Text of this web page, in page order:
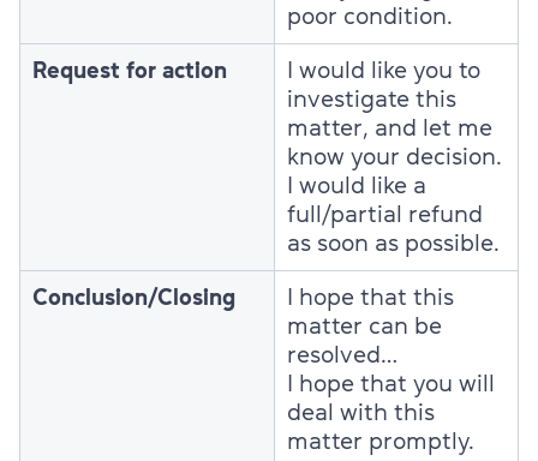
poor condition.
Request for action
I would like you to
investigate this
matter, and let me
know your decision.
I would like a
full/partial refund
as soon as possible.
Conclusion/Closing
I hope that this
matter can be
resolved…
I hope that you will
deal with this
matter promptly.